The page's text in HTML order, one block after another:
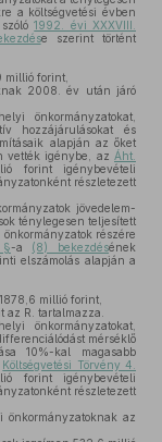
a költségvetési évben
szóló1992. évi XXXVIII.
e szerint történt
millió forint,
2008. év után járó
önkormányzatokat,
hozzájárulásokat és
alapján az őket
vették igénybe, az Áht.
forint igénybevételi
részletezett
jövedelem-
ténylegesen teljesített
részére
-a (8) bekezdésének
elszámolás alapján a
millió forint,
R. tartalmazza.
önkormányzatokat,
mérséklő
10%-kal magasabb
Költségvetési Törvény 4.
forint igénybevételi
részletezett
az